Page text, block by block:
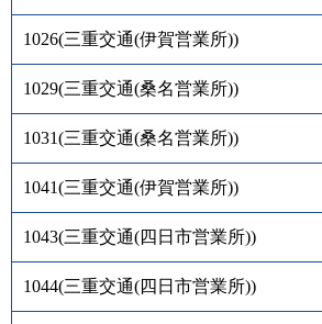
1026(三重交通(伊賀営業所))
1029(三重交通(桑名営業所))
1031(三重交通(桑名営業所))
1041(三重交通(伊賀営業所))
1043(三重交通(四日市営業所))
1044(三重交通(四日市営業所))